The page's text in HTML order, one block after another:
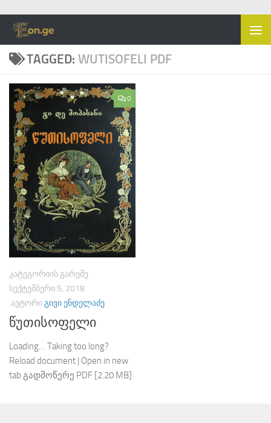
Skip to content
TAGGED: WUTISOFELI PDF
0
ᲙᲐᲢᲔᲒᲝᲠᲘᲘᲡ ᲒᲐᲠᲔᲨᲔ
ᲡᲔᲥᲢᲔᲛᲑᲔᲠᲘ 5, 2018
ᲐᲕᲢᲝᲠᲘᲒᲘᲕᲘ ᲔᲜᲓᲔᲚᲐᲫᲔ
წუთისოფელი
Loading… Taking too long?
Reload document | Open in new
tab გადმოწერე PDF [2.20 MB]